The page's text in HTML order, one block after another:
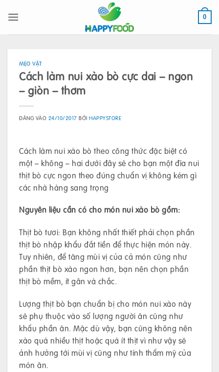
qua
0
MẸO VẶT
Cách làm nui xào bò cực dai – ngon
– giòn – thơm
ĐĂNG VÀO 24/10/2017 BỞIHAPPYSTORE
Cách làm nui xào bò theo công thức đặc biệt có
một – không – hai dưới đây sẽ cho bạn một đĩa nui
thịt bò cực ngon theo đúng chuẩn vị không kém gì
các nhà hàng sang trọng
Nguyên liệu cần có cho món nui xào bò gồm:
Thịt bò tươi: Bạn không nhất thiết phải chọn phần
thịt bò nhập khẩu đắt tiền để thực hiện món này.
Tuy nhiên, để tăng mùi vị của cả món cũng như
phần thịt bò xào ngon hơn, bạn nên chọn phần
thịt bò mềm, ít gân và chắc.
Lượng thịt bò bạn chuẩn bị cho món nui xào này
sẽ phụ thuộc vào số lượng người ăn cũng như
khẩu phần ăn. Mặc dù vậy, bạn cũng không nên
xào quá nhiều thịt hoặc quá ít thịt vì như vậy sẽ
ảnh hưởng tới mùi vị cũng như tính thẩm mỹ của
món ăn.